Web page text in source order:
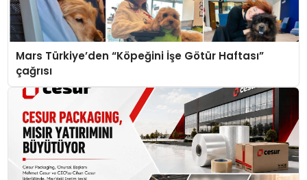
Mars Türkiye’den “Köpeğini İşe Götür Haftası”
çağrısı